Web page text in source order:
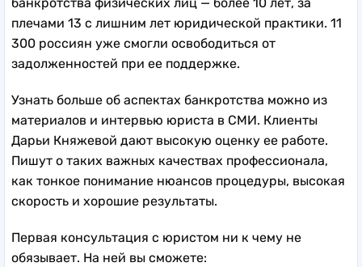
плечами 13 с лишним лет юридической практики. 11
300 россиян уже смогли освободиться от
задолженностей при ее поддержке.
Узнать больше об аспектах банкротства можно из
материалов и интервью юриста в СМИ. Клиенты
Дарьи Княжевой дают высокую оценку ее работе.
Пишут о таких важных качествах профессионала,
как тонкое понимание нюансов процедуры, высокая
скорость и хорошие результаты.
Первая консультация с юристом ни к чему не
обязывает. На ней вы сможете: